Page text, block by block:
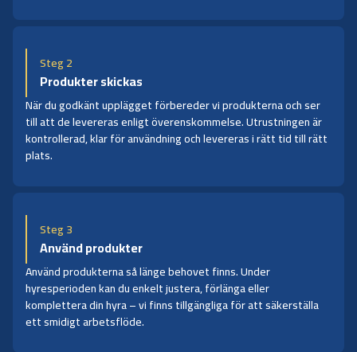
Steg 2
Produkter skickas
När du godkänt upplägget förbereder vi produkterna och ser
till att de levereras enligt överenskommelse. Utrustningen är
kontrollerad, klar för användning och levereras i rätt tid till rätt
plats.
Steg 3
Använd produkter
Använd produkterna så länge behovet finns. Under
hyresperioden kan du enkelt justera, förlänga eller
komplettera din hyra – vi finns tillgängliga för att säkerställa
ett smidigt arbetsflöde.